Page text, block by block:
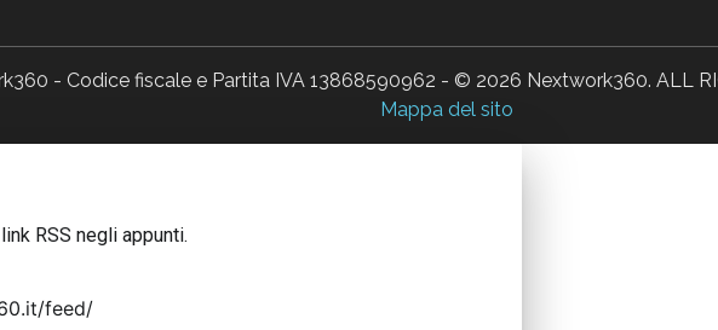
- Codice fiscale e Partita IVA 13868590962 - © 2026 Nextwork360. ALL
Mappa del sito
RSS negli appunti.